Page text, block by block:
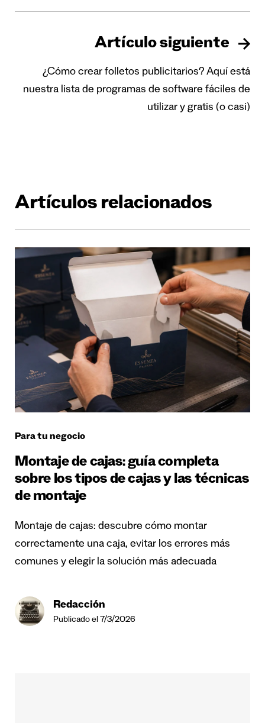
Artículo siguiente
¿Cómo crear folletos publicitarios? Aquí está
nuestra lista de programas de software fáciles de
utilizar y gratis (o casi)
Artículos relacionados
Para tu negocio
Montaje de cajas: guía completa
sobre los tipos de cajas y las técnicas
de montaje
Montaje de cajas: descubre cómo montar
correctamente una caja, evitar los errores más
comunes y elegir la solución más adecuada
Redacción
Publicado el 7/3/2026